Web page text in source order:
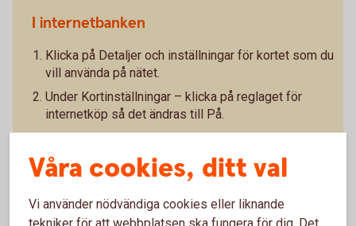
I internetbanken
Klicka på Detaljer och inställningar för kortet som du
vill använda på nätet.
Under Kortinställningar – klicka på reglaget för
internetköp så det ändras till På.
I vår app
Klicka på reglaget för Internetköp så det ändras till
Våra cookies, ditt val
Vi använder nödvändiga cookies eller liknande
tekniker för att webbplatsen ska fungera för dig. Det